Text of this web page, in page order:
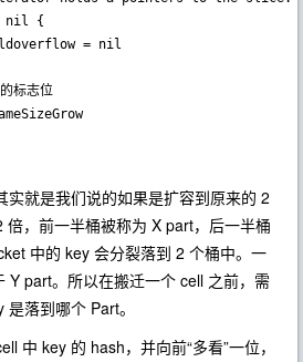
标志位
实就是我们说的如果是扩容到原来的 2
，前一半桶被称为 X part，后一半桶
中的 key 会分裂落到 2 个桶中。一
Y part。所以在搬迁一个 cell 之前，需
落到哪个 Part。
中 key 的 hash，并向前“多看”一位，